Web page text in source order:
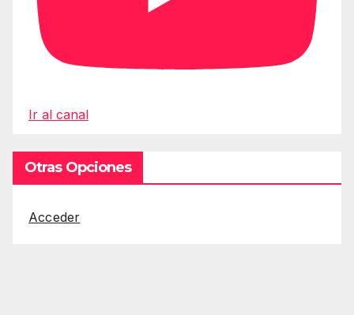
Ir al canal
Otras Opciones
Acceder